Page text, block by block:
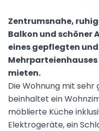
Zentrumsnahe,
Balkon und schöner
eines gepflegten
mieten.
Die Wohnung mit
beinhaltet ein
möblierte Küche
Elektrogeräte, ein